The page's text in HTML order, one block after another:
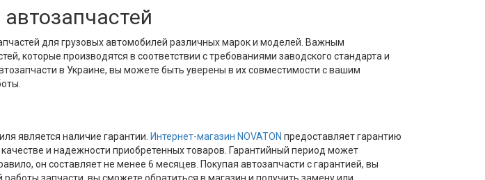
для грузовых автомобилей различных марок и моделей. Важным
которые производятся в соответствии с требованиями заводского стандарта и
в Украине, вы можете быть уверены в их совместимости с вашим
является наличие гарантии. Интернет-магазин NOVATON предоставляет гарантию
и надежности приобретенных товаров. Гарантийный период может
он составляет не менее 6 месяцев. Покупая автозапчасти с гарантией, вы